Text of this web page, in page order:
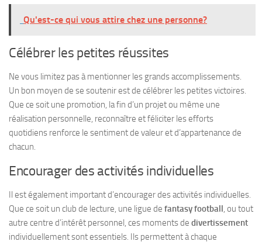
Qu'est-ce qui vous attire chez une personne?
Célébrer les petites réussites
Ne vous limitez pas à mentionner les grands accomplissements.
Un bon moyen de se soutenir est de célébrer les petites victoires.
Que ce soit une promotion, la fin d’un projet ou même une
réalisation personnelle, reconnaître et féliciter les efforts
quotidiens renforce le sentiment de valeur et d’appartenance de
chacun.
Encourager des activités individuelles
Il est également important d’encourager des activités individuelles.
Que ce soit un club de lecture, une ligue de fantasy football , ou tout
autre centre d’intérêt personnel, ces moments de divertissement
individuellement sont essentiels. Ils permettent à chaque